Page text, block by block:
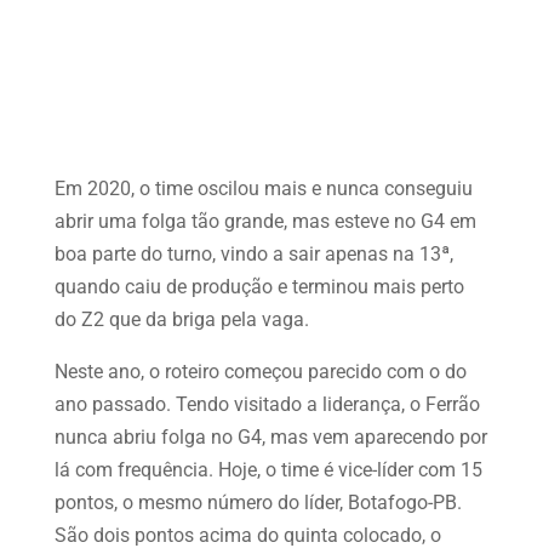
Em 2020, o time oscilou mais e nunca conseguiu
abrir uma folga tão grande, mas esteve no G4 em
boa parte do turno, vindo a sair apenas na 13ª,
quando caiu de produção e terminou mais perto
do Z2 que da briga pela vaga.
Neste ano, o roteiro começou parecido com o do
ano passado. Tendo visitado a liderança, o Ferrão
nunca abriu folga no G4, mas vem aparecendo por
lá com frequência. Hoje, o time é vice-líder com 15
pontos, o mesmo número do líder, Botafogo-PB.
São dois pontos acima do quinta colocado, o